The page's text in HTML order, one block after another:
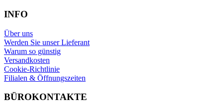
INFO
Über uns
Werden Sie unser Lieferant
Warum so günstig
Versandkosten
Cookie-Richtlinie
Filialen & Öffnungszeiten
BÜROKONTAKTE